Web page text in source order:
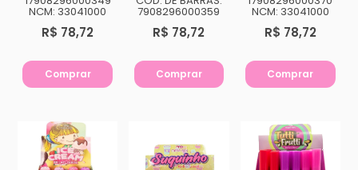
NCM: 33041000
R$ 78,72
Comprar
7908296000359
R$ 78,72
Comprar
NCM: 33041000
R$ 78,72
Comprar